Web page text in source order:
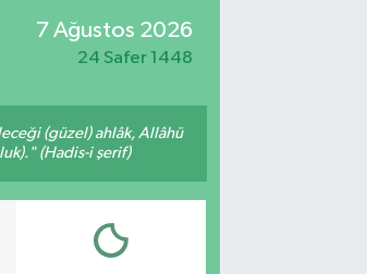
7 Ağustos 2026
24 Safer 1448
(güzel) ahlâk, Allâhü
(Hadis-i şerif)